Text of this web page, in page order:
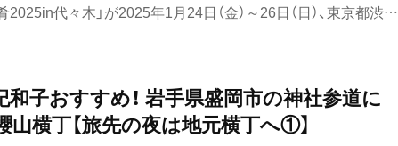
2025in代々木」が2025年1月24日（金）～26日（日）、東京都渋谷
る。
和子おすすめ！ 岩手県盛岡市の神社参道に
横丁【旅先の夜は地元横丁へ①】